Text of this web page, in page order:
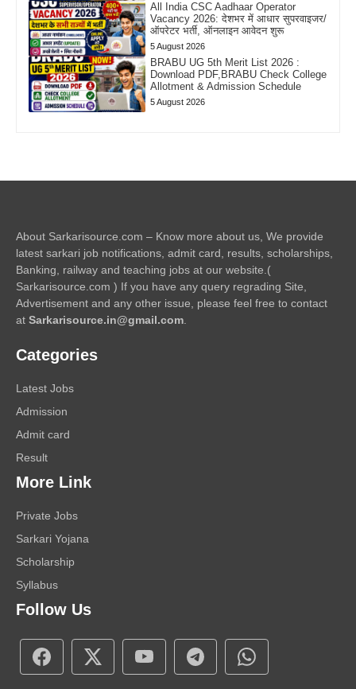
All India CSC Aadhaar Operator
Vacancy 2026: देशभर में आधार सुपरवाइजर/
ऑपरेटर भर्ती, ऑनलाइन आवेदन शुरू
5 August 2026
BRABU UG 5th Merit List 2026 :
Download PDF,BRABU Check College
Allotment & Admission Schedule
5 August 2026
About Sarkarisource.com – Know more about us, We provide
latest sarkari job notifications, admit card, results, scholarships,
Banking, railway and teaching jobs at our website.(
Sarkarisource.com ) If you have any query regrading Site,
Advertisement and any other issue, please feel free to contact
at Sarkarisource.in@gmail.com
Categories
Latest Jobs
Admission
Admit card
Result
More Link
Private Jobs
Sarkari Yojana
Scholarship
Syllabus
Follow Us